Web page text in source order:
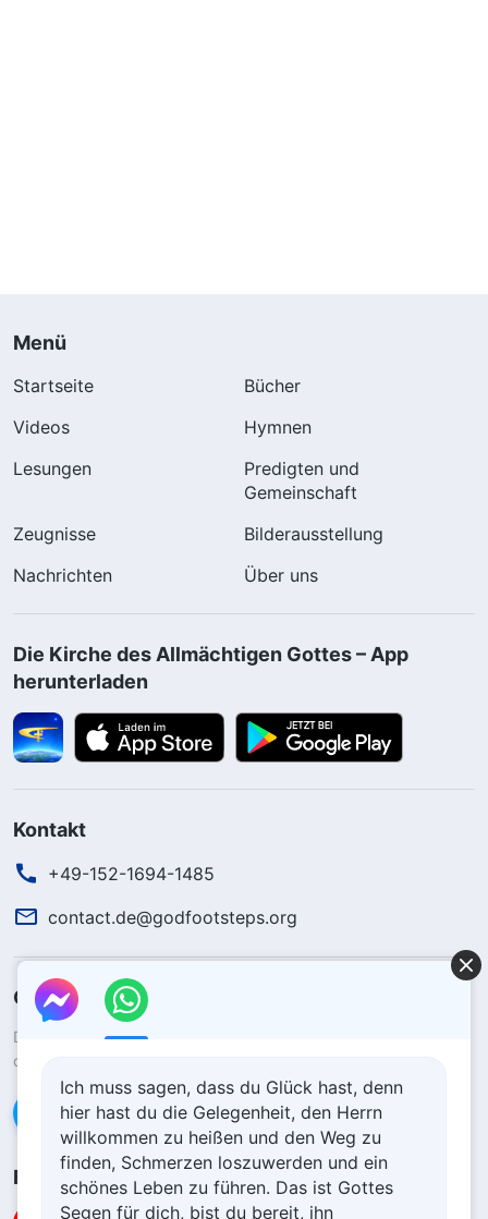
Menü
Startseite
Bücher
Videos
Hymnen
Lesungen
Predigten und
Gemeinschaft
Zeugnisse
Bilderausstellung
Nachrichten
Über uns
Die Kirche des Allmächtigen Gottes – App
herunterladen
Kontakt
+49-152-1694-1485
contact.de@godfootsteps.org
Gottes Königreich ist herabgekommen
Das Königreich ist auf die Erde herabgekommen! Möchtest du
das Königreich Gottes betreten?
Kontaktiere uns über WhatsApp
Folge uns
Ich muss sagen, dass du Glück hast, denn
hier hast du die Gelegenheit, den Herrn
willkommen zu heißen und den Weg zu
finden, Schmerzen loszuwerden und ein
schönes Leben zu führen. Das ist Gottes
Segen für dich, bist du bereit, ihn